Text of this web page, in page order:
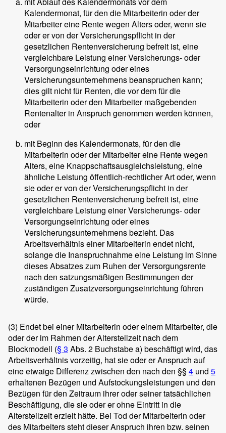
Kalendermonat, für den die Mitarbeiterin oder der
Mitarbeiter eine Rente wegen Alters oder, wenn sie
oder er von der Versicherungspflicht in der
gesetzlichen Rentenversicherung befreit ist, eine
vergleichbare Leistung einer Versicherungs- oder
Versorgungseinrichtung oder eines
Versicherungsunternehmens beanspruchen kann;
dies gilt nicht für Renten, die vor dem für die
Mitarbeiterin oder den Mitarbeiter maßgebenden
Rentenalter in Anspruch genommen werden können,
oder
mit Beginn des Kalendermonats, für den die
Mitarbeiterin oder der Mitarbeiter eine Rente wegen
Alters, eine Knappschaftsausgleichsleistung, eine
ähnliche Leistung öffentlich-rechtlicher Art oder, wenn
sie oder er von der Versicherungspflicht in der
gesetzlichen Rentenversicherung befreit ist, eine
vergleichbare Leistung einer Versicherungs- oder
Versorgungseinrichtung oder eines
Versicherungsunternehmens bezieht. Das
Arbeitsverhältnis einer Mitarbeiterin endet nicht,
solange die Inanspruchnahme eine Leistung im Sinne
dieses Absatzes zum Ruhen der Versorgungsrente
nach den satzungsmäßigen Bestimmungen der
zuständigen Zusatzversorgungseinrichtung führen
würde.
(3) Endet bei einer Mitarbeiterin oder einem Mitarbeiter, die
oder der im Rahmen der Altersteilzeit nach dem
Blockmodell (§ 3 Abs. 2 Buchstabe a) beschäftigt wird, das
Arbeitsverhältnis vorzeitig, hat sie oder er Anspruch auf
eine etwaige Differenz zwischen den nach den §§ 4 und 5
erhaltenen Bezügen und Aufstockungsleistungen und den
Bezügen für den Zeitraum ihrer oder seiner tatsächlichen
Beschäftigung, die sie oder er ohne Eintritt in die
Altersteilzeit erzielt hätte. Bei Tod der Mitarbeiterin oder
des Mitarbeiters steht dieser Anspruch ihren bzw. seinen